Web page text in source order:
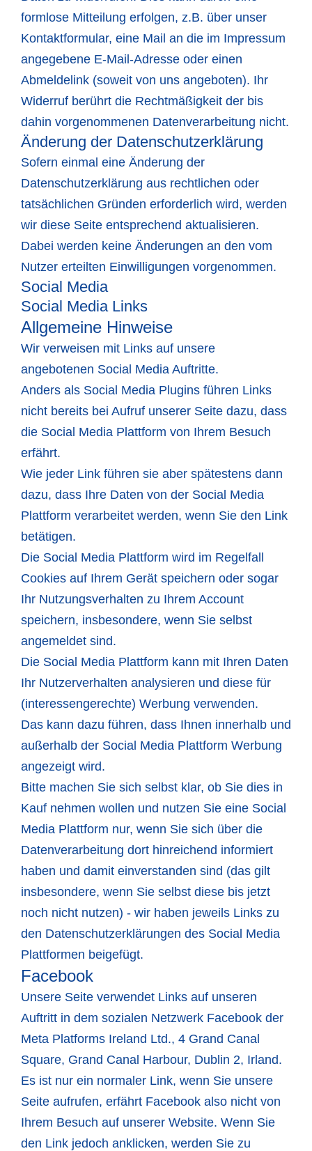
formlose Mitteilung erfolgen, z.B. über unser
Kontaktformular, eine Mail an die im Impressum
angegebene E-Mail-Adresse oder einen
Abmeldelink (soweit von uns angeboten). Ihr
Widerruf berührt die Rechtmäßigkeit der bis
dahin vorgenommenen Datenverarbeitung nicht.
Änderung der Datenschutzerklärung
Sofern einmal eine Änderung der
Datenschutzerklärung aus rechtlichen oder
tatsächlichen Gründen erforderlich wird, werden
wir diese Seite entsprechend aktualisieren.
Dabei werden keine Änderungen an den vom
Nutzer erteilten Einwilligungen vorgenommen.
Social Media
Social Media Links
Allgemeine Hinweise
Wir verweisen mit Links auf unsere
angebotenen Social Media Auftritte.
Anders als Social Media Plugins führen Links
nicht bereits bei Aufruf unserer Seite dazu, dass
die Social Media Plattform von Ihrem Besuch
erfährt.
Wie jeder Link führen sie aber spätestens dann
dazu, dass Ihre Daten von der Social Media
Plattform verarbeitet werden, wenn Sie den Link
betätigen.
Die Social Media Plattform wird im Regelfall
Cookies auf Ihrem Gerät speichern oder sogar
Ihr Nutzungsverhalten zu Ihrem Account
speichern, insbesondere, wenn Sie selbst
angemeldet sind.
Die Social Media Plattform kann mit Ihren Daten
Ihr Nutzerverhalten analysieren und diese für
(interessengerechte) Werbung verwenden.
Das kann dazu führen, dass Ihnen innerhalb und
außerhalb der Social Media Plattform Werbung
angezeigt wird.
Bitte machen Sie sich selbst klar, ob Sie dies in
Kauf nehmen wollen und nutzen Sie eine Social
Media Plattform nur, wenn Sie sich über die
Datenverarbeitung dort hinreichend informiert
haben und damit einverstanden sind (das gilt
insbesondere, wenn Sie selbst diese bis jetzt
noch nicht nutzen) - wir haben jeweils Links zu
den Datenschutzerklärungen des Social Media
Plattformen beigefügt.
Facebook
Unsere Seite verwendet Links auf unseren
Auftritt in dem sozialen Netzwerk Facebook der
Meta Platforms Ireland Ltd., 4 Grand Canal
Square, Grand Canal Harbour, Dublin 2, Irland.
Es ist nur ein normaler Link, wenn Sie unsere
Seite aufrufen, erfährt Facebook also nicht von
Ihrem Besuch auf unserer Website. Wenn Sie
den Link jedoch anklicken, werden Sie zu